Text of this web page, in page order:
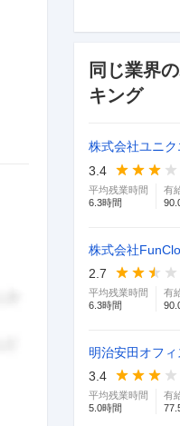
同じ業界
キング
株式会社ユニク
3.4
平均残業時間
6.3時間
有
株式会社
2.7
平均残業時間
6.3時間
有
明治安田オフ
3.4
平均残業時間
5.0時間
有